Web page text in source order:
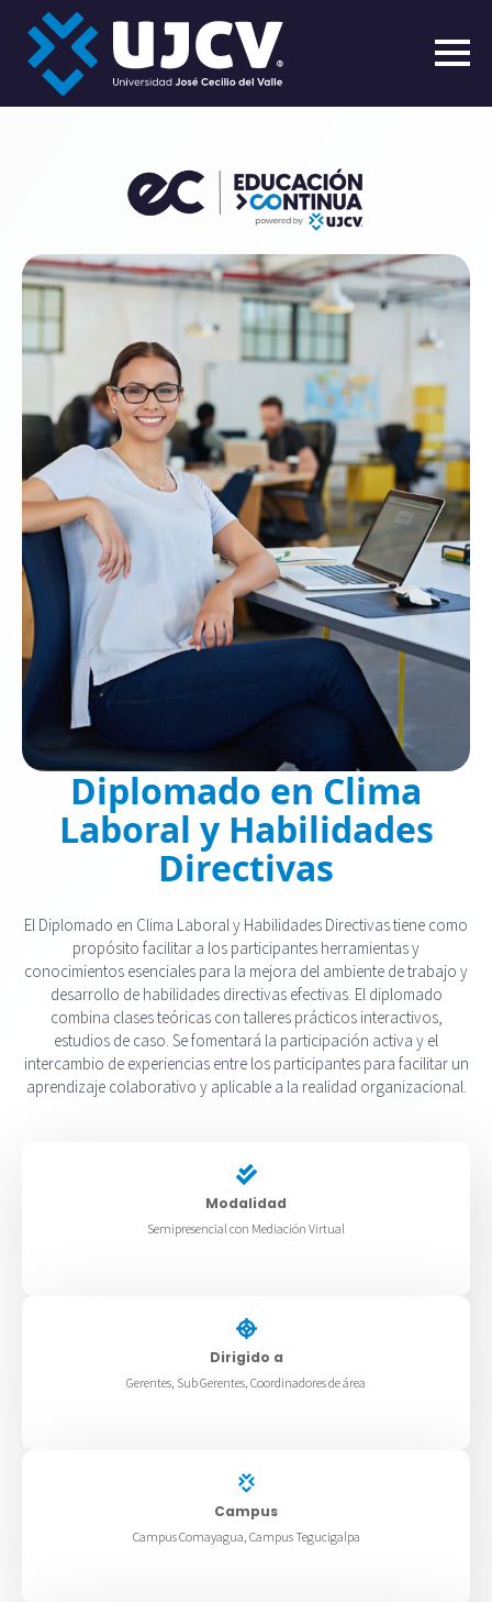
Diplomado en Clima
Laboral y Habilidades
Directivas
El Diplomado en Clima Laboral y Habilidades Directivas tiene como
propósito facilitar a los participantes herramientas y
conocimientos esenciales para la mejora del ambiente de trabajo y
desarrollo de habilidades directivas efectivas. El diplomado
combina clases teóricas con talleres prácticos interactivos,
estudios de caso. Se fomentará la participación activa y el
intercambio de experiencias entre los participantes para facilitar un
aprendizaje colaborativo y aplicable a la realidad organizacional.
Modalidad
Semipresencial con Mediación Virtual
Dirigido a
Gerentes, Sub Gerentes, Coordinadores de área
Campus
Campus Comayagua, Campus Tegucigalpa